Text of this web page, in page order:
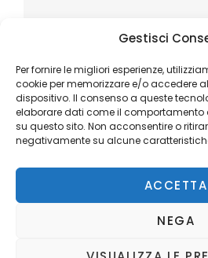
Gestisci
Per fornire le migliori esperienze,
cookie per memorizzare e/o accedere
dispositivo. Il consenso a queste
elaborare dati come il comportamento
su questo sito. Non acconsentire o
negativamente su alcune
ACCETTA
NEGA